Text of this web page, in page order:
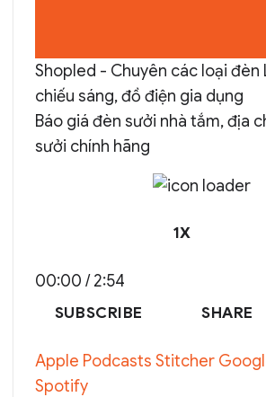
Shopled - Chuyên các loại đèn
chiếu sáng, đồ điện gia dụng
Báo giá đèn sưởi nhà tắm, địa
sưởi chính hãng
EPISODE
EPISODE
10
SECONDS
1X
30
00:00 / 2:54
SUBSCRIBE
SHARE
Apple Podcasts Stitcher
Spotify